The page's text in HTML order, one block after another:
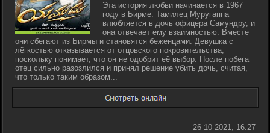
Эта история любви начинается в 1967
году в Бирме. Тамилец Муругаппа
влюбляется в дочь офицера Самундру, и
она отвечает ему взаимностью. Вместе
они сбегают из Бирмы и становятся беженцами. Девушка с
лёгкостью отказывается от отцовского покровительства,
поскольку понимает, что он не одобрит её выбор. После побега
отец сильно разозлился и принял решение убить дочь, считая,
что только таким образом...
26-10-2021, 16:27